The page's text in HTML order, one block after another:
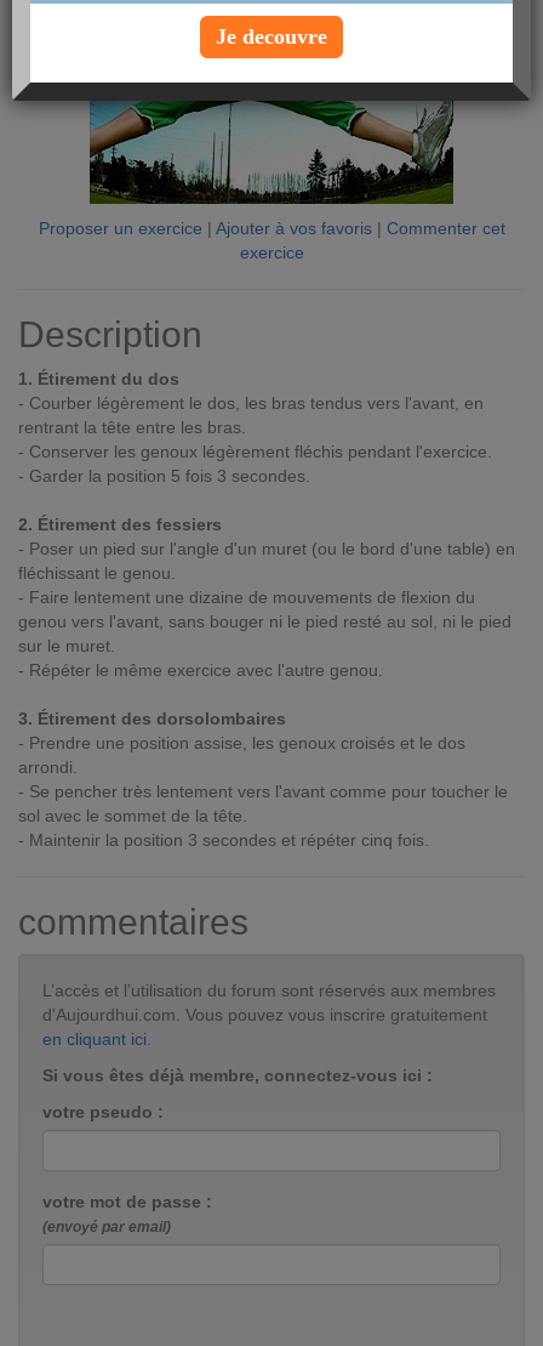
Proposer un exercice | Ajouter à vos favoris| Commenter cet
exercice
Description
1. Étirement du dos
- Courber légèrement le dos, les bras tendus vers l'avant, en
rentrant la tête entre les bras.
- Conserver les genoux légèrement fléchis pendant l'exercice.
- Garder la position 5 fois 3 secondes.
2. Étirement des fessiers
- Poser un pied sur l'angle d'un muret (ou le bord d'une table) en
fléchissant le genou.
- Faire lentement une dizaine de mouvements de flexion du
genou vers l'avant, sans bouger ni le pied resté au sol, ni le pied
sur le muret.
- Répéter le même exercice avec l'autre genou.
3. Étirement des dorsolombaires
- Prendre une position assise, les genoux croisés et le dos
arrondi.
- Se pencher très lentement vers l'avant comme pour toucher le
sol avec le sommet de la tête.
- Maintenir la position 3 secondes et répéter cinq fois.
commentaires
L’accès et l’utilisation du forum sont réservés aux membres
d'Aujourdhui.com. Vous pouvez vous inscrire gratuitement
en cliquant ici
Si vous êtes déjà membre, connectez-vous ici :
votre pseudo :
votre mot de passe :
(envoyé par email)
Je decouvre